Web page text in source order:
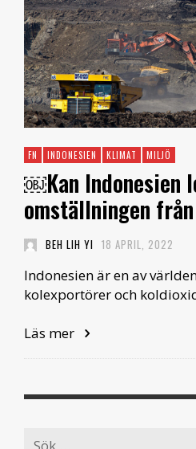
FN INDONESIEN KLIMAT MILJÖ
￼Kan Indonesien
omställningen
BEH LIH YI 18 APRIL, 2022
Indonesien är en av
kolexportörer och
Läs mer
Search